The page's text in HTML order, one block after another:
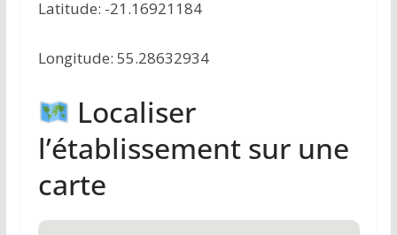
Latitude: -21.16921184
Longitude: 55.28632934
Localiser
l’établissement sur une
carte